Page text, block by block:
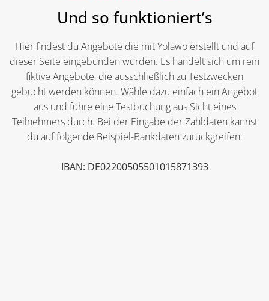
Und so funktioniert’s​
Hier findest du Angebote die mit Yolawo erstellt und auf
dieser Seite eingebunden wurden. Es handelt sich um rein
fiktive Angebote, die ausschließlich zu Testzwecken
gebucht werden können. Wähle dazu einfach ein Angebot
aus und führe eine Testbuchung aus Sicht eines
Teilnehmers durch. Bei der Eingabe der Zahldaten kannst
du auf folgende Beispiel-Bankdaten zurückgreifen:
IBAN: DE02200505501015871393